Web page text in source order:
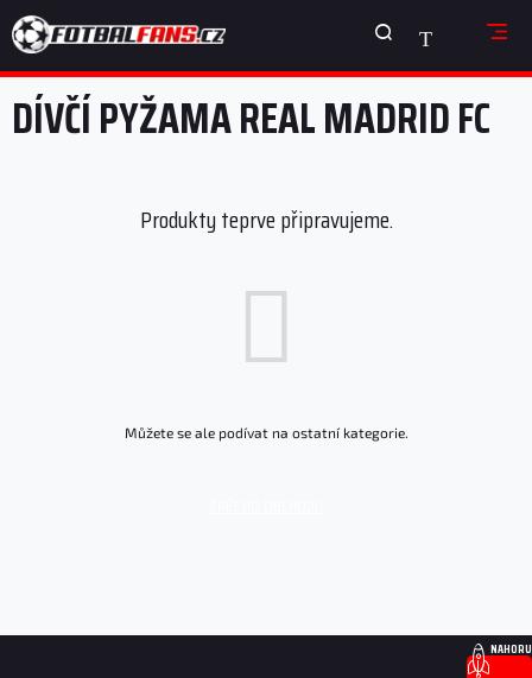
na
obsah
NÁKUPNÍ
KOŠÍK
DÍVČÍ PYŽAMA REAL MADRID FC
Produkty teprve připravujeme.
Můžete se ale podívat na ostatní kategorie.
Z NAHORU